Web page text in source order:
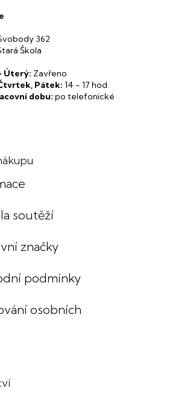
362
Škola
Úterý: Zavřeno
Pátek: 14 - 17 hod.
dobu: po telefonické
soutěží
značky
podmínky
osobních